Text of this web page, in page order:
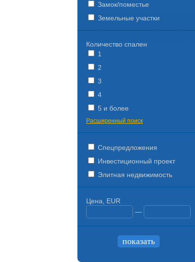
Замок/поместье
Земельные участки
Количество спален
1
2
3
4
5 и более
Расширенный поиск
Спецпредложения
Инвестиционный проект
Элитная недвижимость
Цена, EUR
—